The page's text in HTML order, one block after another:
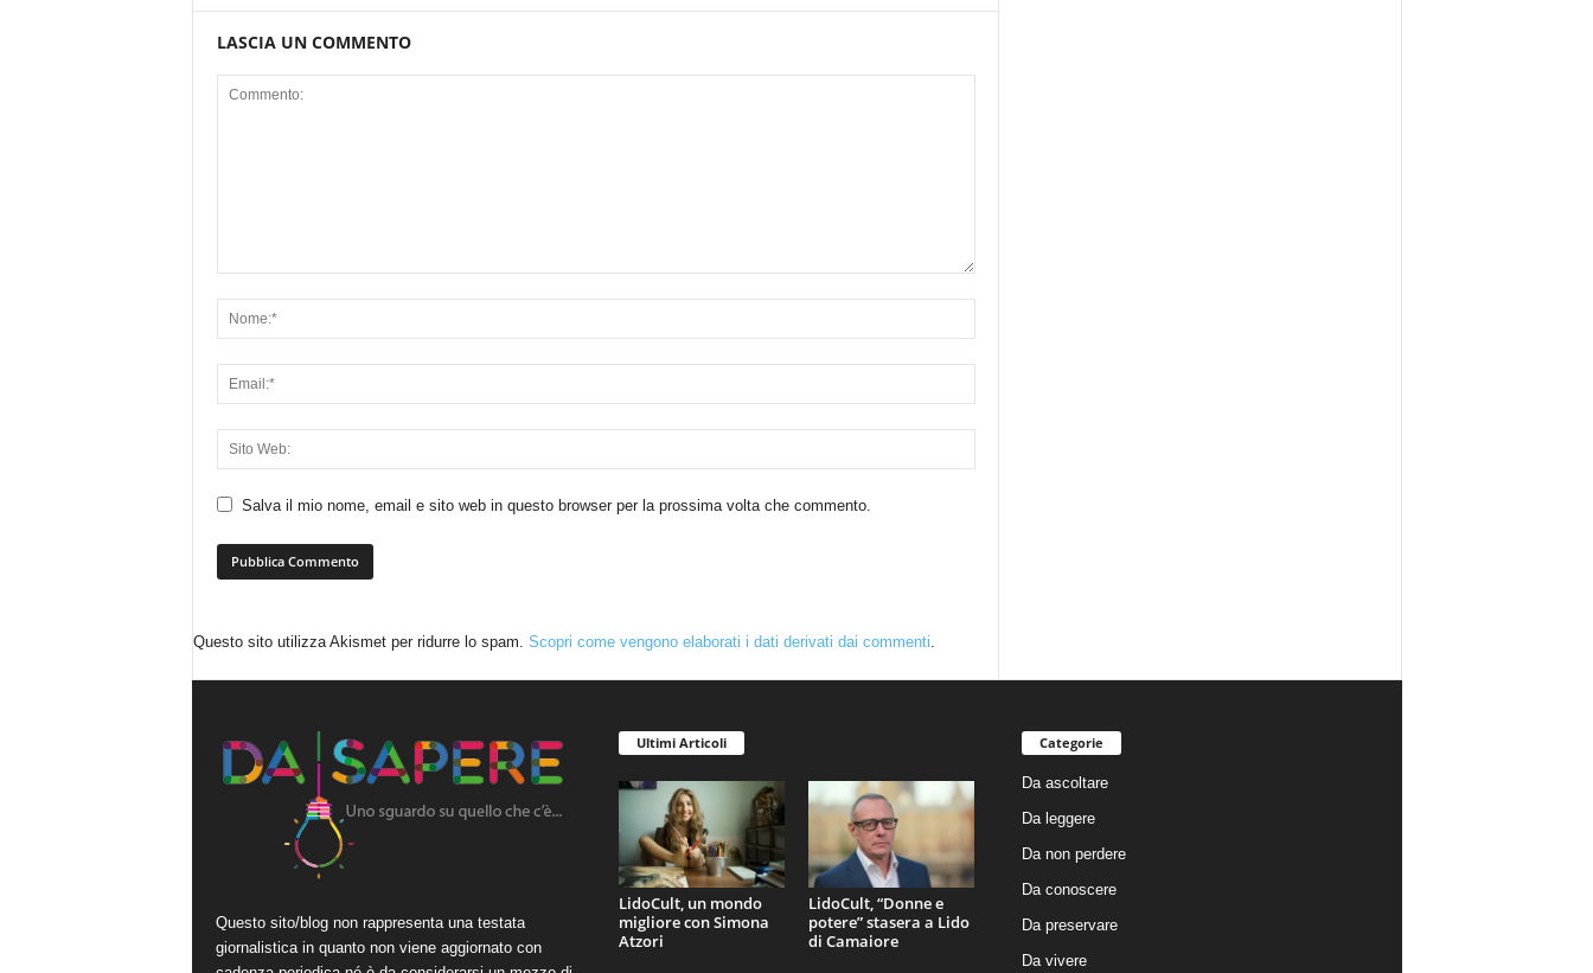
LASCIA UN COMMENTO
Salva il mio nome, email e sito web in questo browser per la prossima volta che commento.
Questo sito utilizza Akismet per ridurre lo spam. Scopri come vengono elaborati i dati derivati dai commenti.
Questo sito/blog non rappresenta una testata
giornalistica in quanto non viene aggiornato con
Ultimi Articoli
LidoCult, un mondo
migliore con Simona
Atzori
LidoCult, “Donne e
potere” stasera a Lido
di Camaiore
Categorie
Da ascoltare
Da leggere
Da non perdere
Da conoscere
Da preservare
Da vivere